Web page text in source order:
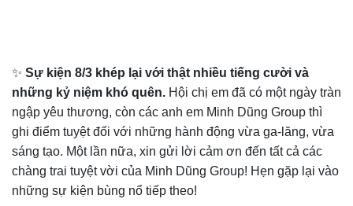
✨ Sự kiện 8/3 khép lại với thật nhiều tiếng cười và
những kỷ niệm khó quên. Hội chị em đã có một ngày tràn
ngập yêu thương, còn các anh em Minh Dũng Group thì
ghi điểm tuyệt đối với những hành động vừa ga-lăng, vừa
sáng tạo. Một lần nữa, xin gửi lời cảm ơn đến tất cả các
chàng trai tuyệt vời của Minh Dũng Group! Hẹn gặp lại vào
những sự kiện bùng nổ tiếp theo!